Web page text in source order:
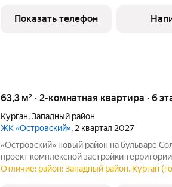
жить.Изолированные комнаты, просторная
установлены стеклопакеты, имеется
Показать телефон
63,3 м² · 2-комнатная квартира · 6
Курган,Западный район
ЖК «Островский», 2 квартал 2027
«Островский» новый район на бульваре Солнечном Масштабный
проект комплексной застройки
развивающемся районе Кургана, вблизи
Отличие: район: Западный район, Курган